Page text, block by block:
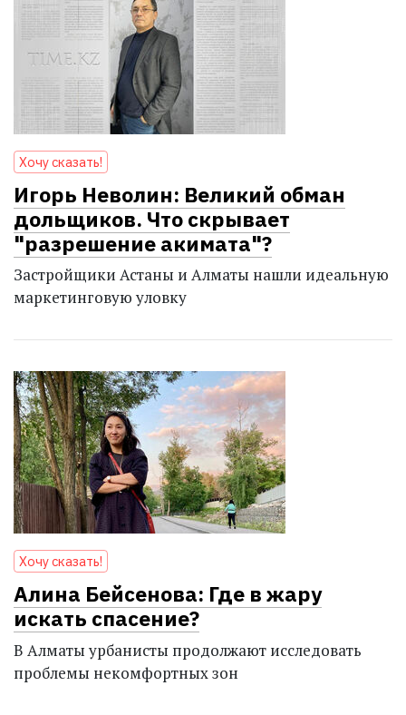
Хочу сказать!
Игорь Неволин: Великий обман
дольщиков. Что скрывает
"разрешение акимата"?
Застройщики Астаны и Алматы нашли идеальную
маркетинговую уловку
Хочу сказать!
Алина Бейсенова: Где в жару
искать спасение?
В Алматы урбанисты продолжают исследовать
проблемы некомфортных зон